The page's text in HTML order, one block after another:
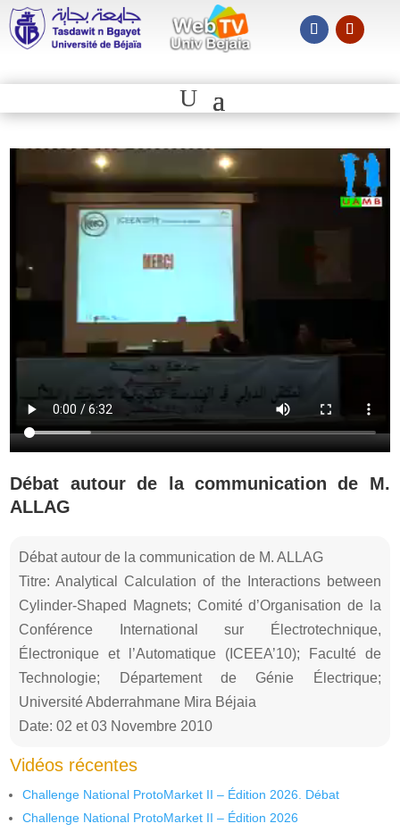
Débat autour de la communication de M.
ALLAG
Débat autour de la communication de M. ALLAG
Titre: Analytical Calculation of the Interactions between
Cylinder-Shaped Magnets; Comité d’Organisation de la
Conférence International sur Électrotechnique,
Électronique et l’Automatique (ICEEA’10); Faculté de
Technologie; Département de Génie Électrique;
Université Abderrahmane Mira Béjaia
Date: 02 et 03 Novembre 2010
Vidéos récentes
Challenge National ProtoMarket II – Édition 2026. Débat
Challenge National ProtoMarket II – Édition 2026